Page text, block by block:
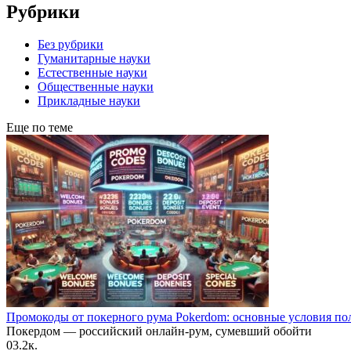
Рубрики
Без рубрики
Гуманитарные науки
Естественные науки
Общественные науки
Прикладные науки
Еще по теме
Промокоды от покерного рума Pokerdom: основные условия
Покердом — российский онлайн-рум, сумевший обойти
03.2к.